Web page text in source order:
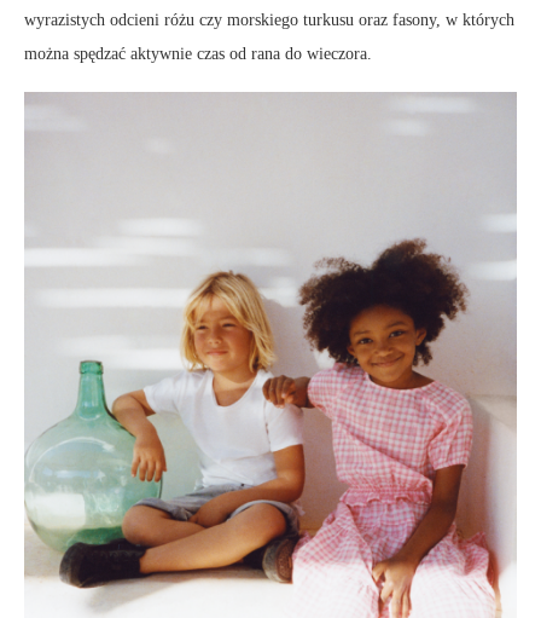
wyrazistych odcieni różu czy morskiego turkusu oraz fasony, w których
można spędzać aktywnie czas od rana do wieczora.